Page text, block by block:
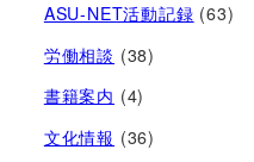
ASU-NET活動記録 (63)
労働相談 (38)
書籍案内 (4)
文化情報 (36)